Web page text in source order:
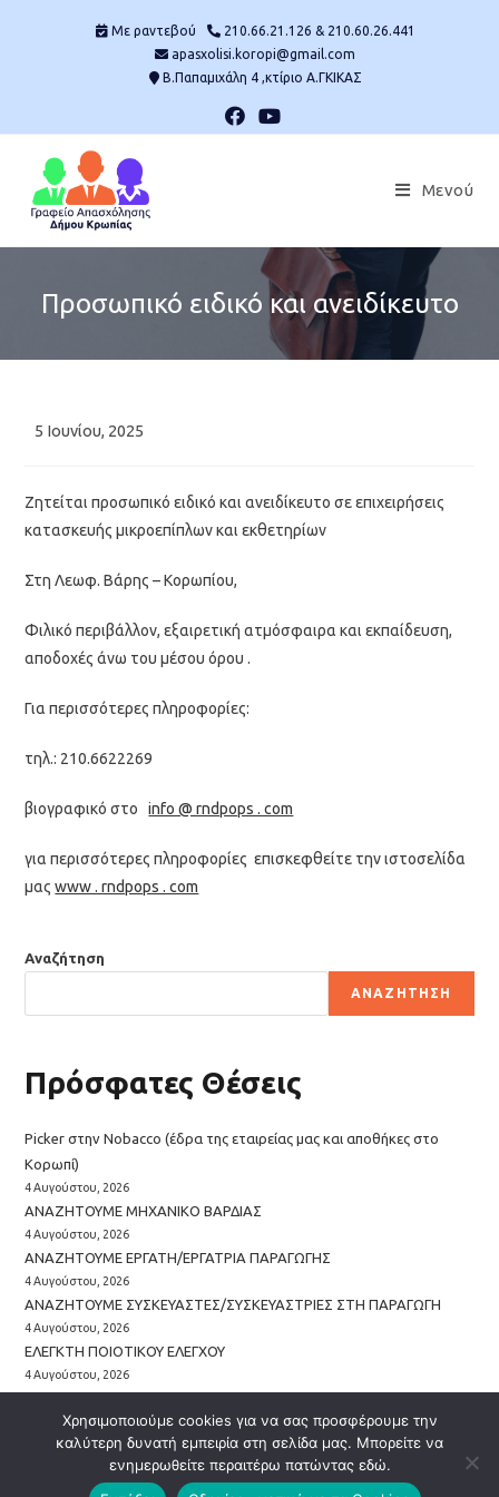
Mε ραντεβού
210.66.21.126 & 210.60.26.441
apasxolisi.koropi@gmail.com
Β.Παπαμιχάλη 4 ,κτίριο Α.ΓΚΙΚΑΣ
Μενού
Προσωπικό ειδικό και ανειδίκευτο
Post
5 Ιουνίου, 2025
Ζητείται προσωπικό ειδικό και ανειδίκευτο σε επιχειρήσεις
κατασκευής μικροεπίπλων και εκθετηρίων
Στη Λεωφ. Βάρης – Κορωπίου,
Φιλικό περιβάλλον, εξαιρετική ατμόσφαιρα και εκπαίδευση,
αποδοχές άνω του μέσου όρου .
Για περισσότερες πληροφορίες:
τηλ.: 210.6622269
βιογραφικό στοinfo @ rndpops . com
για περισσότερες πληροφορίες επισκεφθείτε την ιστοσελίδα
μαςwww . rndpops . com
Αναζήτηση
ΑΝΑΖΉΤΗΣΗ
Πρόσφατες Θέσεις
Picker στην Nobacco (έδρα της εταιρείας μας και αποθήκες στο
Κορωπί)
4 Αυγούστου, 2026
ΑΝΑΖΗΤΟΥΜΕ ΜΗΧΑΝΙΚΟ ΒΑΡΔΙΑΣ
4 Αυγούστου, 2026
ΑΝΑΖΗΤΟΥΜΕ ΕΡΓΑΤΗ/ΕΡΓΑΤΡΙΑ ΠΑΡΑΓΩΓΗΣ
4 Αυγούστου, 2026
ΑΝΑΖΗΤΟΥΜΕ ΣΥΣΚΕΥΑΣΤΕΣ/ΣΥΣΚΕΥΑΣΤΡΙΕΣ ΣΤΗ ΠΑΡΑΓΩΓΗ
4 Αυγούστου, 2026
EΛΕΓΚΤΗ ΠΟΙΟΤΙΚΟΥ ΕΛΕΓΧΟΥ
4 Αυγούστου, 2026
Χρησιμοποιούμε cookies για να σας προσφέρουμε την
καλύτερη δυνατή εμπειρία στη σελίδα μας. Μπορείτε να
ενημερωθείτε περαιτέρω πατώντας εδώ.